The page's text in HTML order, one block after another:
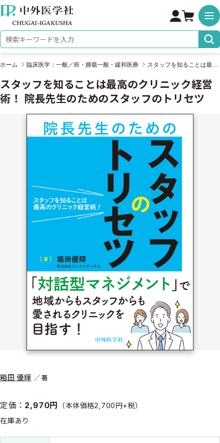
株式会社 中外医学社
検索キーワード
ホーム 臨床医学：一般／癌・腫瘍一般・緩和医療 スタッフを知ることは最高のクリニック経営術！ 院長先生のためのスタッフのトリセツ
スタッフを知ることは最高のクリニック経営
術！ 院長先生のためのスタッフのトリセツ
箱田 優輝 著
定価： 2,970円 （本体価格2,700円+税）
在庫あり